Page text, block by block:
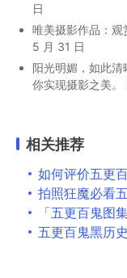
日
唯美摄影作品：
5 月 31 日
阳光明媚，如此
你实现摄影之美。
相关推荐
如何评价五更
拍照狂魔必看
「五更百鬼图集
五更百鬼黑历